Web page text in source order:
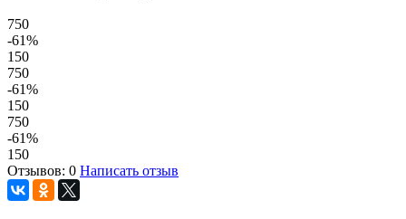
750
-61%
150
750
-61%
150
750
-61%
150
Отзывов: 0 Написать отзыв